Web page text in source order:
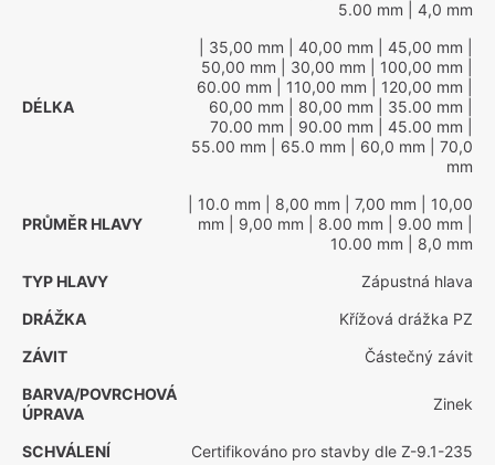
5.00 mm | 4,0 mm
DÉLKA
| 35,00 mm | 40,00 mm | 45,00 mm
50,00 mm | 30,00 mm | 100,00 mm
60.00 mm | 110,00 mm | 120,00 mm
60,00 mm | 80,00 mm | 35.00 mm
70.00 mm | 90.00 mm | 45.00 mm
55.00 mm | 65.0 mm | 60,0 mm | 70,0
mm
PRŮMĚR HLAVY
| 10.0 mm | 8,00 mm | 7,00 mm | 10,00
mm | 9,00 mm | 8.00 mm | 9.00 mm
10.00 mm | 8,0 mm
TYP HLAVY
Zápustná hlava
DRÁŽKA
Křížová drážka PZ
ZÁVIT
Částečný závit
BARVA/POVRCHOVÁ
ÚPRAVA
Zinek
SCHVÁLENÍ Certifikováno pro stavby dle Z-9.1-235